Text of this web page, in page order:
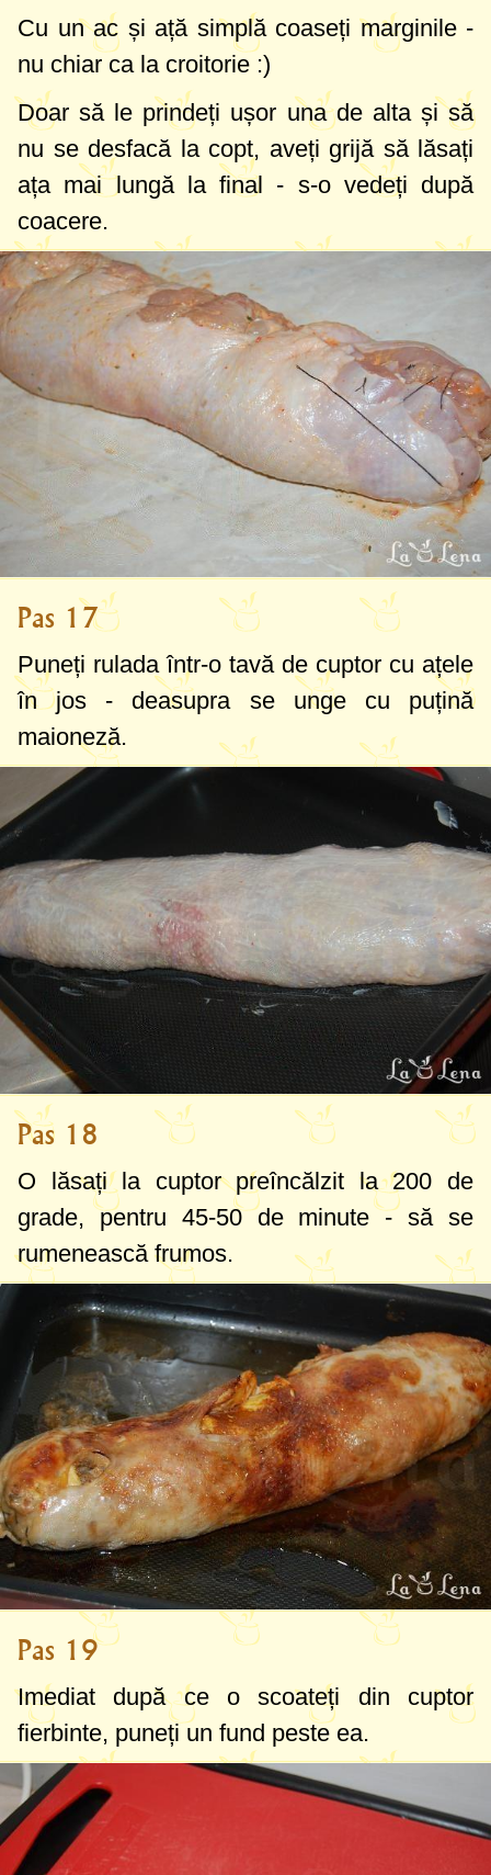
Cu un ac și ață simplă coaseți marginile -
nu chiar ca la croitorie :)
Doar să le prindeți ușor una de alta și să
nu se desfacă la copt, aveți grijă să lăsați
ața mai lungă la final - s-o vedeți după
coacere.
Pas 17
Puneți rulada într-o tavă de cuptor cu ațele
în jos - deasupra se unge cu puțină
maioneză.
Pas 18
O lăsați la cuptor preîncălzit la200 de
grade, pentru 45-50 de minute - să se
rumenească frumos.
Pas 19
Imediat după ce o scoateți din cuptor
fierbinte, puneți un fund peste ea.